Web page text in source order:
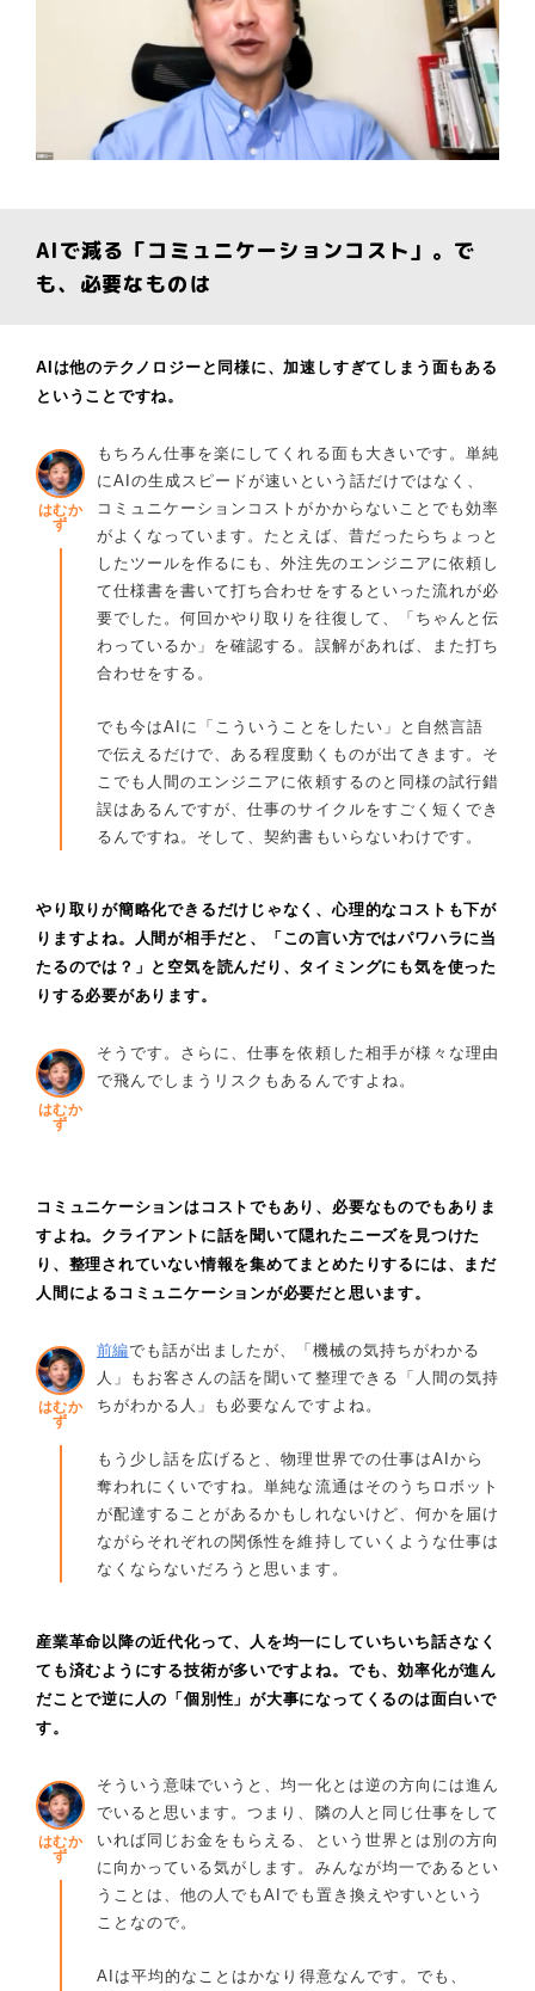
AIで減る「コミュニケーションコスト」。で
も、必要なものは
AIは他のテクノロジーと同様に、加速しすぎてしまう面もある
ということですね。
はむか
ず
もちろん仕事を楽にしてくれる面も大きいです。単純
にAIの生成スピードが速いという話だけではなく、
コミュニケーションコストがかからないことでも効率
がよくなっています。たとえば、昔だったらちょっと
したツールを作るにも、外注先のエンジニアに依頼し
て仕様書を書いて打ち合わせをするといった流れが必
要でした。何回かやり取りを往復して、「ちゃんと伝
わっているか」を確認する。誤解があれば、また打ち
合わせをする。
でも今はAIに「こういうことをしたい」と自然言語
で伝えるだけで、ある程度動くものが出てきます。そ
こでも人間のエンジニアに依頼するのと同様の試行錯
誤はあるんですが、仕事のサイクルをすごく短くでき
るんですね。そして、契約書もいらないわけです。
やり取りが簡略化できるだけじゃなく、心理的なコストも下が
りますよね。人間が相手だと、「この言い方ではパワハラに当
たるのでは？」と空気を読んだり、タイミングにも気を使った
りする必要があります。
はむか
ず
そうです。さらに、仕事を依頼した相手が様々な理由
で飛んでしまうリスクもあるんですよね。
コミュニケーションはコストでもあり、必要なものでもありま
すよね。クライアントに話を聞いて隠れたニーズを見つけた
り、整理されていない情報を集めてまとめたりするには、まだ
人間によるコミュニケーションが必要だと思います。
はむか
ず
前編でも話が出ましたが、「機械の気持ちがわかる
人」もお客さんの話を聞いて整理できる「人間の気持
ちがわかる人」も必要なんですよね。
もう少し話を広げると、物理世界での仕事はAIから
奪われにくいですね。単純な流通はそのうちロボット
が配達することがあるかもしれないけど、何かを届け
ながらそれぞれの関係性を維持していくような仕事は
なくならないだろうと思います。
産業革命以降の近代化って、人を均一にしていちいち話さなく
ても済むようにする技術が多いですよね。でも、効率化が進ん
だことで逆に人の「個別性」が大事になってくるのは面白いで
す。
はむか
ず
そういう意味でいうと、均一化とは逆の方向には進ん
でいると思います。つまり、隣の人と同じ仕事をして
いれば同じお金をもらえる、という世界とは別の方向
に向かっている気がします。みんなが均一であるとい
うことは、他の人でもAIでも置き換えやすいという
ことなので。
AIは平均的なことはかなり得意なんです。でも、